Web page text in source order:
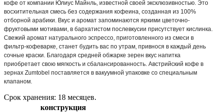
кофе от компании Юлиус Майнль, известной своей эксклюзивностью. Это
восхитительная смесь без содержания кофеина, созданная из 100%
отборной арабики. Вкус и аромат запоминаются яркими цветочно-
фруктовыми мотивами, в бархатистом послевкусии присутствует кислинка.
Свежий аромат натурального эспрессо, приготовленного из смеси в
фильтр-кофеварке, станет будить вас по утрам, привнося в каждый день
сочные краски. Благодаря средней обжарке зерен вкус напитка
приобретает свою мягкость и сбалансированность. Австрийский кофе в
зернах Zumtobel поставляется в вакуумной упаковке со специальным
клапаном.
Срок хранения: 18 месяцев.
конструкция